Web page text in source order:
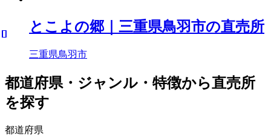
とこよの郷｜三重県鳥羽市の直売所
三重県鳥羽市
都道府県・ジャンル・特徴から直売所
を探す
都道府県